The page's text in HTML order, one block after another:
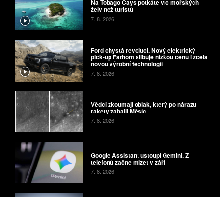
Na Tobago Cays potkáte víc mořských
želv než turistů
7. 8. 2026
Ford chystá revoluci. Nový elektrický
pick-up Fathom slibuje nízkou cenu i zcela
novou výrobní technologii
7. 8. 2026
Vědci zkoumají oblak, který po nárazu
rakety zahalil Měsíc
7. 8. 2026
Google Assistant ustoupí Gemini. Z
telefonů začne mizet v září
7. 8. 2026